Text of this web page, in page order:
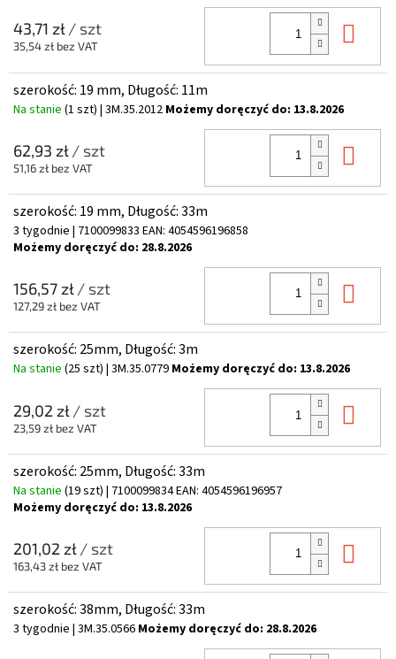
43,71 zł/ szt
35,54 zł bez VAT
szerokość: 19 mm, Długość: 11m
Na stanie (1 szt) | 3M.35.2012 Możemy doręczyć do: 13.8.2026
62,93 zł/ szt
51,16 zł bez VAT
szerokość: 19 mm, Długość: 33m
3 tygodnie | 7100099833 EAN: 4054596196858
Możemy doręczyć do: 28.8.2026
156,57 zł/ szt
127,29 zł bez VAT
szerokość: 25mm, Długość: 3m
Na stanie (25 szt) | 3M.35.0779 Możemy doręczyć do: 13.8.2026
29,02 zł/ szt
23,59 zł bez VAT
szerokość: 25mm, Długość: 33m
Na stanie (19 szt) | 7100099834EAN: 4054596196957
Możemy doręczyć do: 13.8.2026
201,02 zł/ szt
163,43 zł bez VAT
szerokość: 38mm, Długość: 33m
3 tygodnie | 3M.35.0566 Możemy doręczyć do: 28.8.2026